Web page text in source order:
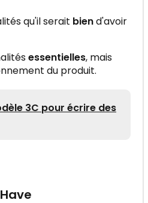
qu'il serait biend'avoir
essentielles, mais
du produit.
3C pour écrire des